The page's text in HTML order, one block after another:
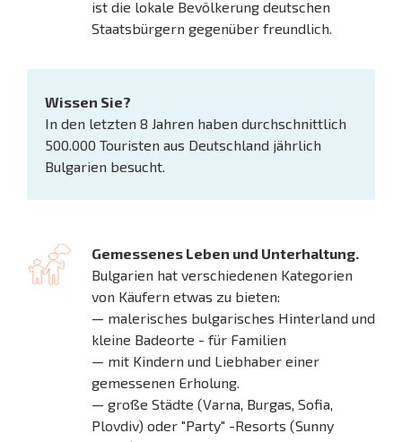
ist die lokale Bevölkerung deutschen
Staatsbürgern gegenüber freundlich.
Wissen Sie?
In den letzten 8 Jahren haben durchschnittlich
500.000 Touristen aus Deutschland jährlich
Bulgarien besucht.
Gemessenes Leben und Unterhaltung.
Bulgarien hat verschiedenen Kategorien
von Käufern etwas zu bieten:
— malerisches bulgarisches Hinterland und
kleine Badeorte - für Familien
— mit Kindern und Liebhaber einer
gemessenen Erholung.
— große Städte (Varna, Burgas, Sofia,
Plovdiv) oder "Party" -Resorts (Sunny